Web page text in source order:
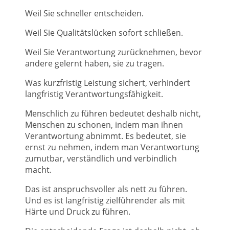
Weil Sie schneller entscheiden.
Weil Sie Qualitätslücken sofort schließen.
Weil Sie Verantwortung zurücknehmen, bevor
andere gelernt haben, sie zu tragen.
Was kurzfristig Leistung sichert, verhindert
langfristig Verantwortungsfähigkeit.
Menschlich zu führen bedeutet deshalb nicht,
Menschen zu schonen, indem man ihnen
Verantwortung abnimmt. Es bedeutet, sie
ernst zu nehmen, indem man Verantwortung
zumutbar, verständlich und verbindlich
macht.
Das ist anspruchsvoller als nett zu führen.
Und es ist langfristig zielführender als mit
Härte und Druck zu führen.